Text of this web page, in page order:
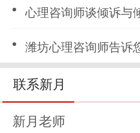
心理咨询师谈倾诉与
潍坊心理咨询师告诉
联系新月
新月老师